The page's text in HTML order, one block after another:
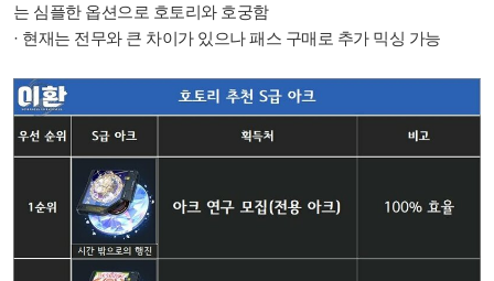
는 심플한 옵션으로 호토리와 호궁함
· 현재는 전무와 큰 차이가 있으나 패스 구매로 추가 믹싱 가능